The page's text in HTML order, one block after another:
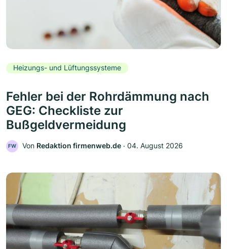
Heizungs- und Lüftungssysteme
Fehler bei der Rohrdämmung nach
GEG: Checkliste zur
Bußgeldvermeidung
FW Von Redaktion firmenweb.de ‧ 04. August 2026